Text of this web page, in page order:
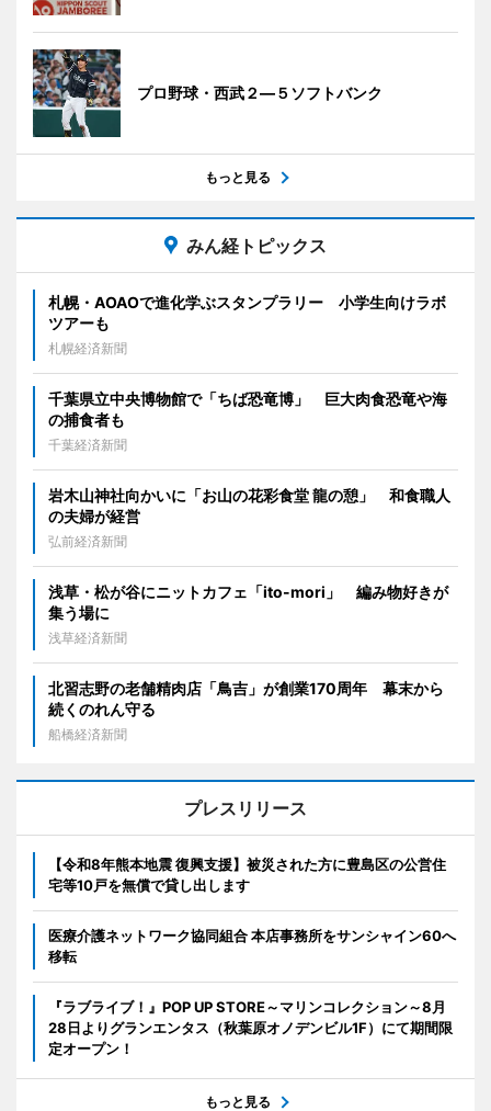
プロ野球・西武２―５ソフトバンク
もっと見る
みん経トピックス
札幌・AOAOで進化学ぶスタンプラリー 小学生向けラボ
ツアーも
札幌経済新聞
千葉県立中央博物館で「ちば恐竜博」 巨大肉食恐竜や海
の捕食者も
千葉経済新聞
岩木山神社向かいに「お山の花彩食堂 龍の憩」 和食職人
の夫婦が経営
弘前経済新聞
浅草・松が谷にニットカフェ「ito-mori」 編み物好きが
集う場に
浅草経済新聞
北習志野の老舗精肉店「鳥吉」が創業170周年 幕末から
続くのれん守る
船橋経済新聞
プレスリリース
【令和8年熊本地震 復興支援】被災された方に豊島区の公営住
宅等10戸を無償で貸し出します
医療介護ネットワーク協同組合 本店事務所をサンシャイン60へ
移転
『ラブライブ！』POP UP STORE～マリンコレクション～8月
28日よりグランエンタス（秋葉原オノデンビル1F）にて期間限
定オープン！
もっと見る